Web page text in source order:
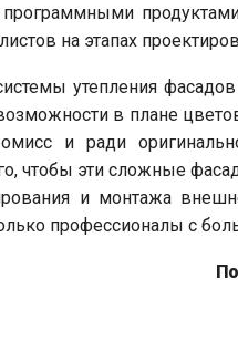
на этапах
утепления
в плане
и ради
чтобы эти сложные
и монтажа
профессионалы с